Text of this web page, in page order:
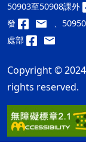
50903至50908課外
發
、
處部
Copyright ©
rights reserved.